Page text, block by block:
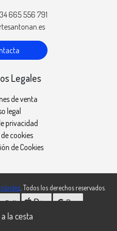
665 556 791
Legales
de venta
legal
privacidad
cookies
de Cookies
. Todos los derechos reservados.
MEIGASOFT. Tecnología